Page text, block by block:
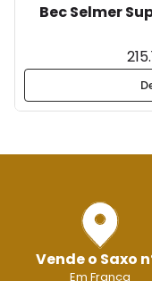
Bec Selmer
Vende o Saxo
Em França